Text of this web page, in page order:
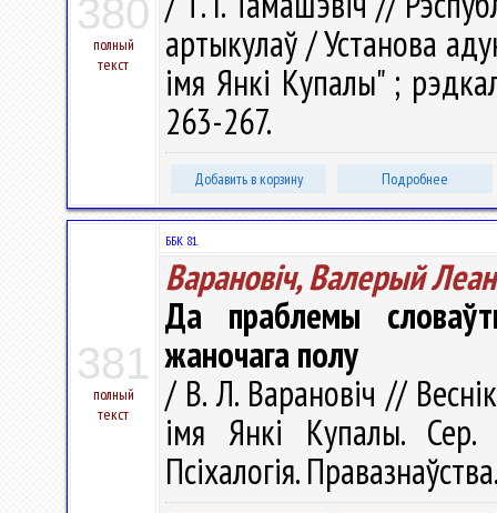
380
полный
текст
артыкулаў / Установа
імя Янкі Купалы" ;
263-267.
Добавить в корзину Подробнее
381
полный
текст
ББК 81.
Варановіч, Валерый
Да праблемы
жаночага полу
/ В. Л. Варановіч //
імя Янкі Купалы. Сер.
Псіхалогія.